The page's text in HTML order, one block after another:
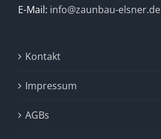
E-Mail: info@zaunbau-elsner.de
Kontakt
Impressum
AGBs